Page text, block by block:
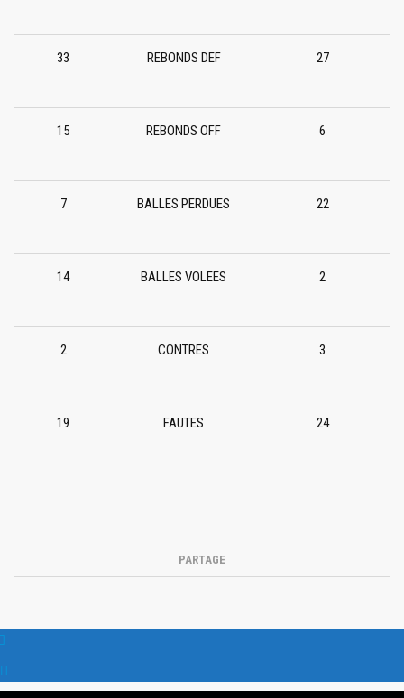
33 REBONDS DEF 27
15 REBONDS OFF 6
7 BALLES PERDUES 22
14 BALLES VOLEES 2
2 CONTRES 3
19 FAUTES 24
PARTAGE